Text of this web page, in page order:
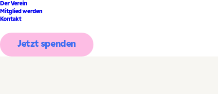
Der Verein
Mitglied werden
Kontakt
Jetzt spenden